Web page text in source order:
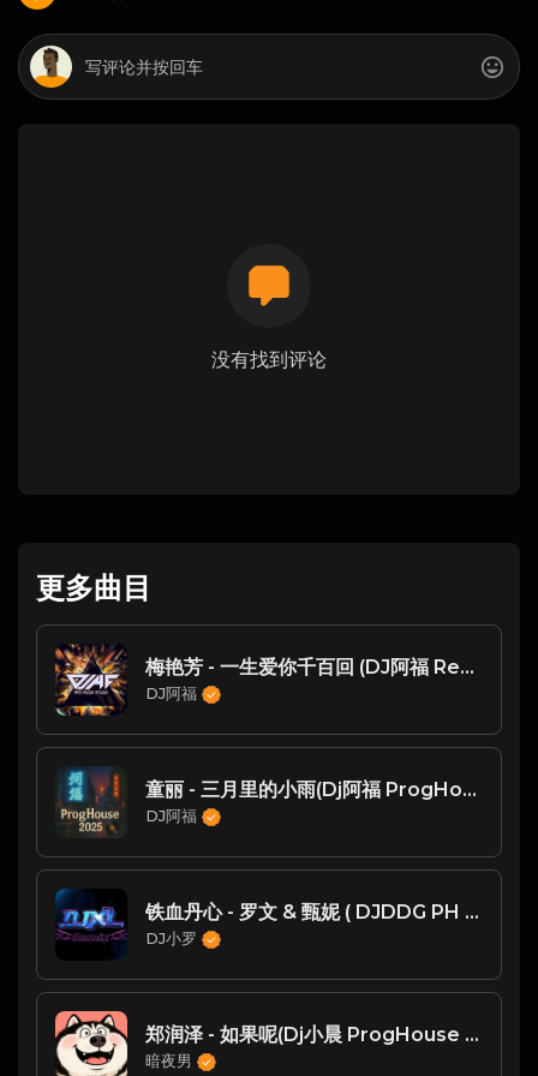
没有找到评论
更多曲目
梅艳芳 - 一生爱你千百回 (DJ阿福 Remix)
DJ阿福
童丽 - 三月里的小雨(Dj阿福 ProgHouse Mix国语女)DJ恒仔修改
DJ阿福
铁血丹心 - 罗文 & 甄妮 ( DJDDG PH 内部专用 )
DJ小罗
郑润泽 - 如果呢(Dj小晨 ProgHouse Rmx 2025)
暗夜男